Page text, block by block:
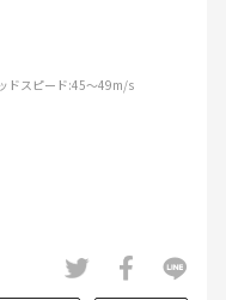
ドスピード:45～49m/s